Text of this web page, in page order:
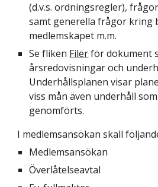
(d.v.s. ordningsregler),
samt generella frågor kring
medlemskapet m.m.
Se fliken Filer för dokument
årsredovisningar och
Underhållsplanen visar
viss mån även underhåll
genomförts.
I medlemsansökan skall
Medlemsansökan
Överlåtelseavtal